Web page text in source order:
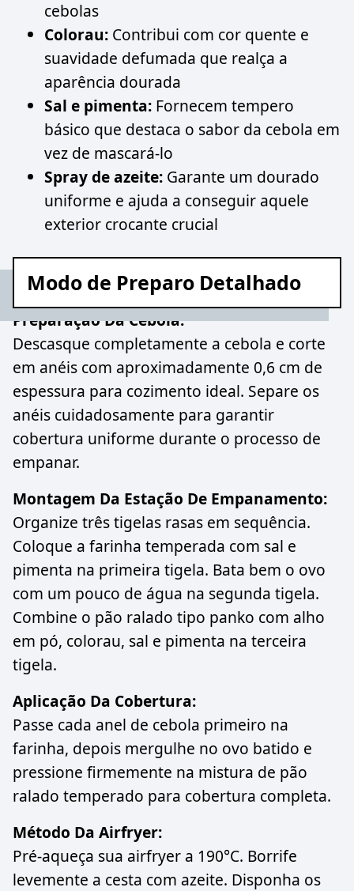
cebolas
Colorau: Contribui com cor quente e
suavidade defumada que realça a
aparência dourada
Sal e pimenta: Fornecem tempero
básico que destaca o sabor da cebola em
vez de mascará-lo
Spray de azeite: Garante um dourado
uniforme e ajuda a conseguir aquele
exterior crocante crucial
Modo de Preparo Detalhado
Preparação Da Cebola:
Descasque completamente a cebola e corte
em anéis com aproximadamente 0,6 cm de
espessura para cozimento ideal. Separe os
anéis cuidadosamente para garantir
cobertura uniforme durante o processo de
empanar.
Montagem Da Estação De Empanamento:
Organize três tigelas rasas em sequência.
Coloque a farinha temperada com sal e
pimenta na primeira tigela. Bata bem o ovo
com um pouco de água na segunda tigela.
Combine o pão ralado tipo panko com alho
em pó, colorau, sal e pimenta na terceira
tigela.
Aplicação Da Cobertura:
Passe cada anel de cebola primeiro na
farinha, depois mergulhe no ovo batido e
pressione firmemente na mistura de pão
ralado temperado para cobertura completa.
Método Da Airfryer:
Pré-aqueça sua airfryer a 190°C. Borrife
levemente a cesta com azeite. Disponha os